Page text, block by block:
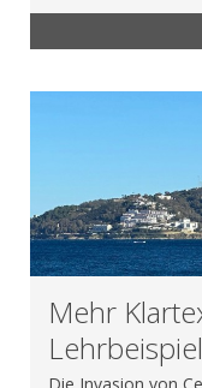
Mehr